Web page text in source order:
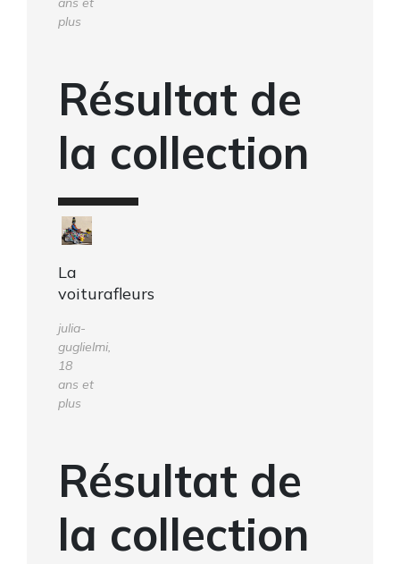
plus
Résultat de
la collection
La
voiturafleurs
julia-
guglielmi,
18
ans et
plus
Résultat de
la collection